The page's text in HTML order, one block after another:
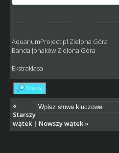
AquariumProject.pl Zielona Góra
Banda Jonaków Zielona Góra
Ekstraklasa
Szukaj
«
Starszy
wątek| Nowszy wątek»